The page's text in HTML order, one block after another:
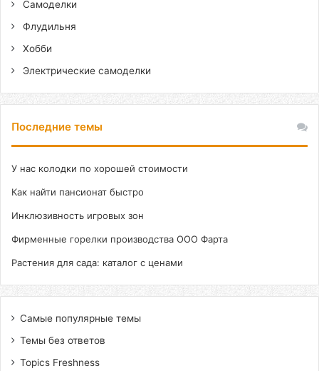
Самоделки
Флудильня
Хобби
Электрические самоделки
Последние темы
У нас колодки по хорошей стоимости
Как найти пансионат быстро
Инклюзивность игровых зон
Фирменные горелки производства ООО Фарта
Растения для сада: каталог с ценами
Самые популярные темы
Темы без ответов
Topics Freshness